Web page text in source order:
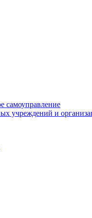
самоуправление
учреждений и